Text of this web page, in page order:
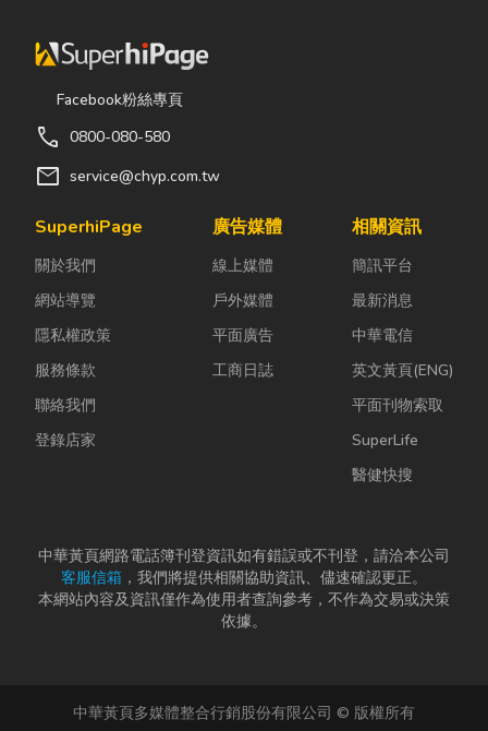
Facebook粉絲專頁
call 0800-080-580
mail service@chyp.com.tw
SuperhiPage
關於我們
網站導覽
隱私權政策
服務條款
聯絡我們
登錄店家
廣告媒體
線上媒體
戶外媒體
平面廣告
工商日誌
相關資訊
簡訊平台
最新消息
中華電信
英文黃頁(ENG)
平面刊物索取
SuperLife
醫健快搜
中華黃頁網路電話簿刊登資訊如有錯誤或不刊登，請洽本公司
客服信箱 ，我們將提供相關協助資訊、儘速確認更正。
本網站內容及資訊僅作為使用者查詢參考，不作為交易或決策
依據。
中華黃頁多媒體整合行銷股份有限公司 © 版權所有